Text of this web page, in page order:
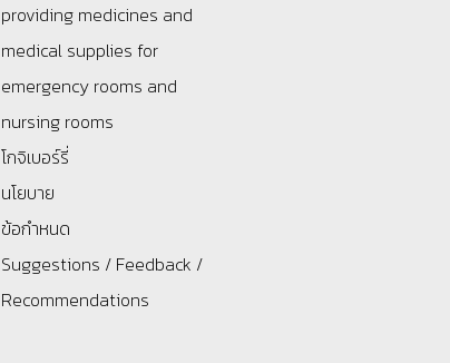
providing medicines and
medical supplies for
emergency rooms and
nursing rooms
โกจิเบอร์รี่
นโยบาย
ข้อกำหนด
Suggestions / Feedback /
Recommendations